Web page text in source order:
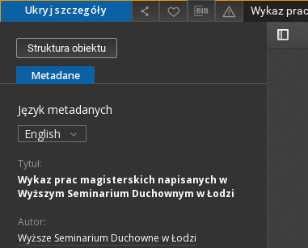
Ukryj szczegóły
Struktura obiektu
Metadane
Język metadanych
English
Tytuł:
Wykaz prac magisterskich napisanych w
Wyższym Seminarium Duchownym w Łodzi
Autor:
Wyższe Seminarium Duchowne w Łodzi